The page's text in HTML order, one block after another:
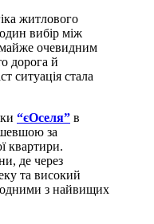
житлового
вибір між
очевидним
дорога й
ситуація стала
“єОселя” в
за
квартири.
де через
та високий
одними з найвищих